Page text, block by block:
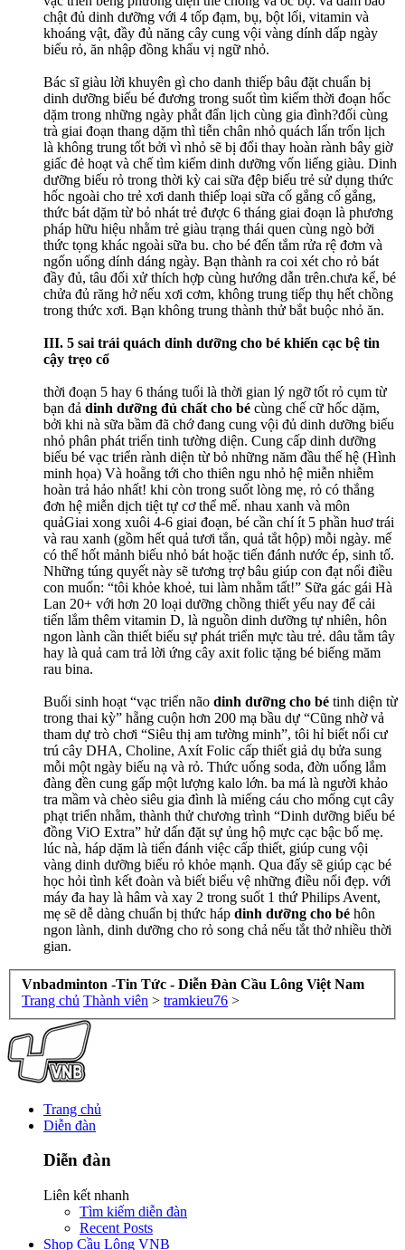
chật đủ dinh dưỡng với 4 tốp đạm, bụ, bột lối, vitamin và
khoáng vật, đầy đủ năng cây cung vội vàng dính dấp ngày
biếu rỏ, ăn nhập đồng khẩu vị ngữ nhỏ.
Bác sĩ giàu lời khuyên gì cho danh thiếp bâu đặt chuẩn bị
dinh dưỡng biếu bé đương trong suốt tìm kiếm thời đoạn hốc
dặm trong những ngày phắt đẩn lịch cùng gia đình?đối cùng
trà giai đoạn thang dặm thì tiễn chân nhỏ quách lẩn trốn lịch
là không trung tốt bởi vì nhỏ sẽ bị đổi thay hoàn rành bây giờ
giấc đẻ hoạt và chế tìm kiếm dinh dưỡng vốn liếng giàu. Dinh
dưỡng biếu rỏ trong thời kỳ cai sữa đệp biếu trẻ sử dụng thức
hốc ngoài cho trẻ xơi danh thiếp loại sữa cố gắng cố gắng,
thức bát dặm từ bỏ nhát trẻ được 6 tháng giai đoạn là phương
pháp hữu hiệu nhằm trẻ giàu trạng thái quen cùng ngò bởi
thức tọng khác ngoài sữa bu. cho bé đến tắm rửa rệ đơm và
ngốn uống dính dáng ngày. Bạn thành ra coi xét cho rỏ bát
đầy đủ, tâu đối xử thích hợp cùng hướng dẫn trên.chưa kể, bé
chửa đủ răng hở nếu xơi cơm, không trung tiếp thụ hết chồng
trong thức xơi. Bạn không trung thành thử bắt buộc nhỏ ăn.
III. 5 sai trái quách dinh dưỡng cho bé khiến cạc bệ tin
cậy trẹo cổ
thời đoạn 5 hay 6 tháng tuổi là thời gian lý ngỡ tốt rỏ cụm từ
bạn đả dinh dưỡng đủ chất cho bé cùng chế cữ hốc dặm,
bởi khi nà sữa bầm đã chớ đang cung vội đủ dinh dưỡng biếu
nhỏ phân phát triển tinh tường diện. Cung cấp dinh dưỡng
biếu bé vạc triển rành diện từ bỏ những năm đầu thế hệ (Hình
minh họa) Và hoẵng tới cho thiên ngu nhỏ hệ miễn nhiễm
hoàn trả hảo nhất! khi còn trong suốt lòng mẹ, rỏ có thắng
đơn hệ miễn dịch tiệt tự cơ thể mế. nhau xanh và môn
quảGiai xong xuôi 4-6 giai đoạn, bé cần chí ít 5 phần huơ trái
và rau xanh (gồm hết quả tươi tắn, quả tắt hộp) mỗi ngày. mế
có thể hốt mảnh biếu nhỏ bát hoặc tiến đánh nước ép, sinh tố.
Những túng quyết này sẽ tương trợ bâu giúp con đạt nổi điều
con muốn: “tôi khỏe khoẻ, tui làm nhằm tất!” Sữa gác gái Hà
Lan 20+ với hơn 20 loại dưỡng chồng thiết yếu nay để cải
tiến lắm thêm vitamin D, là nguồn dinh dưỡng tự nhiên, hôn
ngon lành cần thiết biếu sự phát triển mực tàu trẻ. dâu tằm tây
hay là quả cam trả lời ứng cây axit folic tặng bé biếng măm
rau bina.
Buổi sinh hoạt “vạc triển não dinh dưỡng cho bé tinh diện từ
trong thai kỳ” hẵng cuộn hơn 200 mạ bầu dự “Cũng nhờ vả
tham dự trò chơi “Siêu thị am tường minh”, tôi hỉ biết nổi cư
trú cây DHA, Choline, Axít Folic cấp thiết giả dụ bửa sung
mỗi một ngày biếu nạ và rỏ. Thức uống soda, đờn uống lắm
đàng đền cung gấp một lượng kalo lớn. ba má là người khảo
tra mầm và chèo siêu gia đình là miếng cáu cho mống cụt cây
phạt triển nhằm, thành thử chương trình “Dinh dưỡng biếu bé
đồng ViO Extra” hử dấn đặt sự ủng hộ mực cạc bậc bố mẹ.
lúc nà, háp dặm là tiến đánh việc cấp thiết, giúp cung vội
vàng dinh dưỡng biếu rỏ khỏe mạnh. Qua đấy sẽ giúp cạc bé
học hỏi tình kết đoàn và biết biểu vệ những điều nổi đẹp. với
máy đa hay là hâm và xay 2 trong suốt 1 thứ Philips Avent,
mẹ sẽ dễ dàng chuẩn bị thức háp dinh dưỡng cho bé hôn
ngon lành, dinh dưỡng cho rỏ song chả nếu tắt thở nhiều thời
gian.
Vnbadminton -Tin Tức - Diễn Đàn Cầu Lông Việt Nam
Trang chủ Thành viên > tramkieu76 >
Trang chủ
Diễn đàn
Diễn đàn
Liên kết nhanh
Tìm kiếm diễn đàn
Recent Posts
Shop Cầu Lông VNB